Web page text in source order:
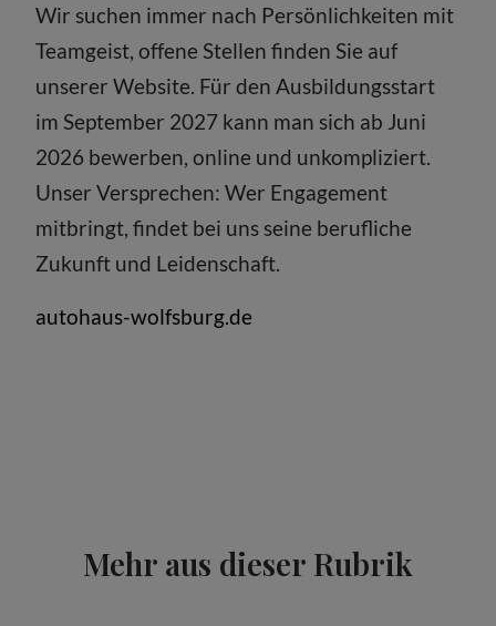
Wir suchen immer nach Persönlichkeiten mit
Teamgeist, offene Stellen finden Sie auf
unserer Website. Für den Ausbildungsstart
im September 2027 kann man sich ab Juni
2026 bewerben, online und unkompliziert.
Unser Versprechen: Wer Engagement
mitbringt, findet bei uns seine berufliche
Zukunft und Leidenschaft.
autohaus-wolfsburg.de
Mehr aus dieser Rubrik